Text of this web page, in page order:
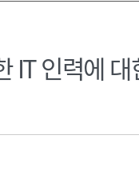
IT 인력에